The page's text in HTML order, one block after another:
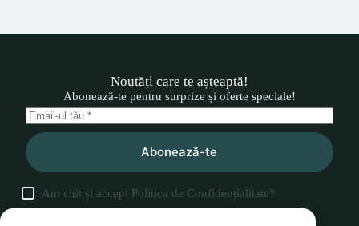
Noutăți care te așteaptă!
Abonează-te pentru surprize și oferte speciale!
Abonează-te
Am citit și accept Politica de Confidențialitate*